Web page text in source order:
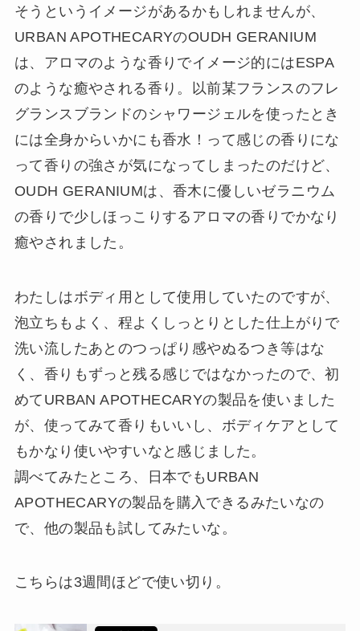
そうというイメージがあるかもしれませんが、
URBAN APOTHECARYのOUDH GERANIUM
は、アロマのような香りでイメージ的にはESPA
のような癒やされる香り。以前某フランスのフレ
グランスブランドのシャワージェルを使ったとき
には全身からいかにも香水！って感じの香りにな
って香りの強さが気になってしまったのだけど、
OUDH GERANIUMは、香木に優しいゼラニウム
の香りで少しほっこりするアロマの香りでかなり
癒やされました。
わたしはボディ用として使用していたのですが、
泡立ちもよく、程よくしっとりとした仕上がりで
洗い流したあとのつっぱり感やぬるつき等はな
く、香りもずっと残る感じではなかったので、初
めてURBAN APOTHECARYの製品を使いました
が、使ってみて香りもいいし、ボディケアとして
もかなり使いやすいなと感じました。
調べてみたところ、日本でもURBAN
APOTHECARYの製品を購入できるみたいなの
で、他の製品も試してみたいな。
こちらは3週間ほどで使い切り。